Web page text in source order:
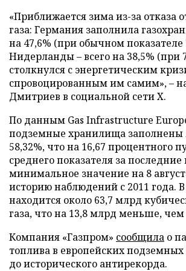
«Приближается зима из-за отказа
газа: Германия заполнила
на 47,6% (при обычном показателе
Нидерланды – всего на 38,5% (при
столкнулся с энергетическим
спровоцированным им самим», –
Дмитриев в социальной сети X.
По данным Gas Infrastructure
подземные хранилища
58,32%, что на 16,67 процентного
среднего показателя за последние
минимальное значение на 8
историю наблюдений с 2011 года.
находится около 63,7 млрд
газа, что на 13,8 млрд меньше, чем
Компания «Газпром» сообщила о
топлива в европейских
до исторического антирекорда.